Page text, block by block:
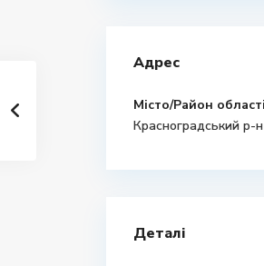
Адрес
Місто/Район
Красноградський р-н
Деталі